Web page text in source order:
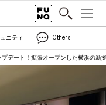
ニティ Others
デート！拡張オープンした横浜の